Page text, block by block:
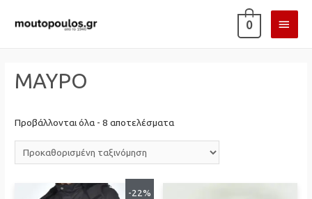
0
ΜΑΥΡΟ
Προβάλλονται όλα - 8 αποτελέσματα
-22%